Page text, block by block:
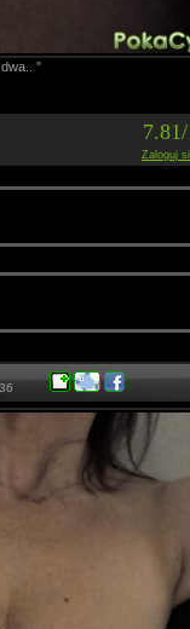
"
Zaloguj